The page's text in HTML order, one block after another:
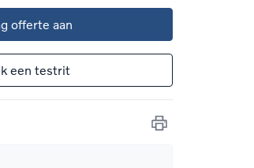
offerte aan
een testrit